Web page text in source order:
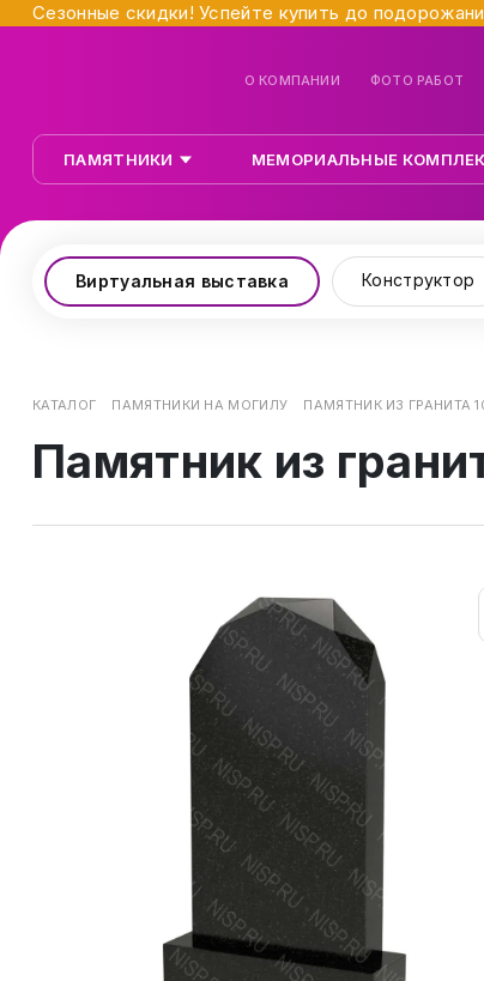
Сезонные скидки! Успейте купить до
О КОМПАНИИ ФОТО РАБОТ
ПАМЯТНИКИ МЕМОРИАЛЬНЫЕ
Виртуальная выставка Конструктор
КАТАЛОГ ПАМЯТНИКИ НА МОГИЛУ ПАМЯТНИК ИЗ ГРАНИТА
Памятник из